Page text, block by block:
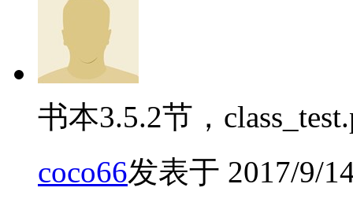
书本3.5.2节，
coco66发表于 2017/9/